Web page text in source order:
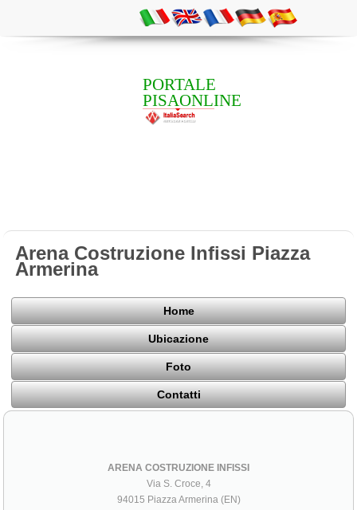
PORTALE
PISAONLINE
Arena Costruzione Infissi Piazza
Armerina
Home
Ubicazione
Foto
Contatti
ARENA COSTRUZIONE INFISSI
Via S. Croce, 4
94015 Piazza Armerina (EN)